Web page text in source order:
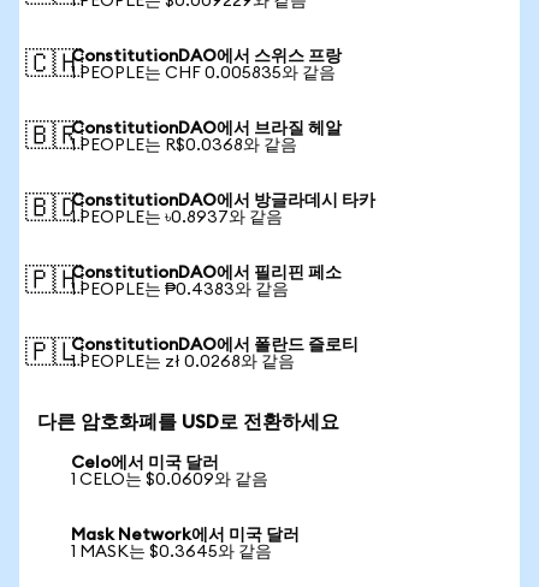
🇨🇭ConstitutionDAO에서 스위스 프랑
1 PEOPLE는 CHF 0.005835와 같음
🇧🇷ConstitutionDAO에서 브라질 헤알
1 PEOPLE는 R$0.0368와 같음
🇧🇩ConstitutionDAO에서 방글라데시 타카
1 PEOPLE는 ৳0.8937와 같음
🇵🇭ConstitutionDAO에서 필리핀 페소
1 PEOPLE는 ₱0.4383와 같음
🇵🇱ConstitutionDAO에서 폴란드 즐로티
1 PEOPLE는 zł 0.0268와 같음
다른 암호화폐를 USD로 전환하세요
Celo에서 미국 달러
1 CELO는 $0.0609와 같음
Mask Network에서 미국 달러
1 MASK는 $0.3645와 같음